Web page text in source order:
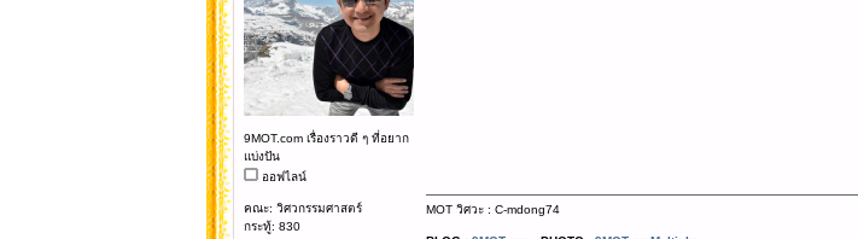
9MOT.com เรื่องราวดี ๆ ที่อยาก
แบ่งปัน
ออฟไลน์
คณะ: วิศวกรรมศาสตร์
กระทู้: 830
MOT วิศวะ : C-mdong74